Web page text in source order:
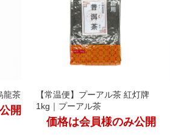
龍茶
開
【常温便】プーアル茶 紅灯牌
1kg｜プーアル茶
価格は会員様のみ公開